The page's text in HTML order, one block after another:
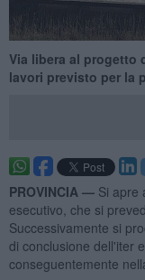
Via libera al progetto
lavori previsto per la
PROVINCIA — Si apre
esecutivo, che si
Successivamente si
di conclusione dell'iter
conseguentemente